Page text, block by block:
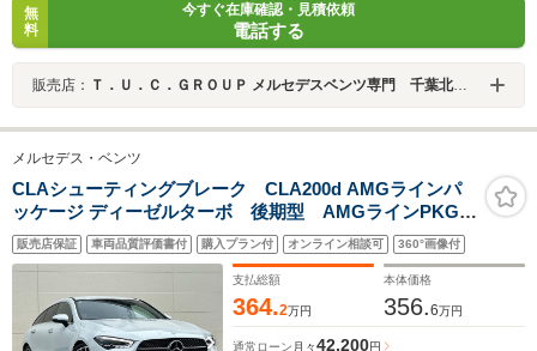
無
料
今すぐ在庫確認・見積依頼
電話する
販売店： Ｔ．Ｕ．Ｃ．ＧＲＯＵＰ メルセデスベンツ専門 千葉北インター店／（株）へリックス
メルセデス・ベンツ
CLAシューティングブレーク CLA200d AMGラインパ
ッケージ ディーゼルターボ 後期型 AMGラインPKG
ナビ 全方位カメラ ETC レーダークルーズ 電動バ
ックドア パドルシフト 置く充電 フルセグ ドラレ
コ パワーシート シートヒーター ソナー LEDライ
ト 19インチAW
販売店保証 車両品質評価書付 購入プラン付 オンライン相談可 360°画像付
支払総額
364.2万円
本体価格
356.6万円
通常ローン 月々42,200円